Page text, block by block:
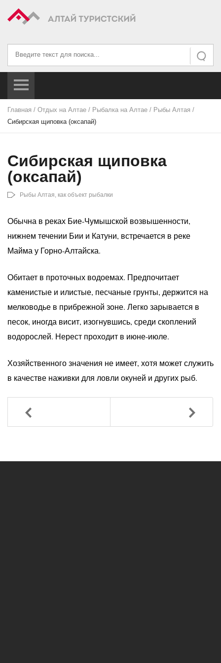
Искать
Искать...
Главная / Отдых на Алтае / Рыбалка на Алтае / Рыбы Алтая /
Сибирская щиповка (оксапай)
Сибирская щиповка
(оксапай)
Рыбы Алтая, как объект рыбалки
Обычна в реках Бие-Чумышской возвышенности,
нижнем течении Бии и Катуни, встречается в реке
Майма у Горно-Алтайска.
Обитает в проточных водоемах. Предпочитает
каменистые и илистые, песчаные грунты, держится на
мелководье в прибрежной зоне. Легко зарывается в
песок, иногда висит, изогнувшись, среди скоплений
водорослей. Нерест проходит в июне-июле.
Хозяйственного значения не имеет, хотя может служить
в качестве наживки для ловли окуней и других рыб.
Назад Вперед